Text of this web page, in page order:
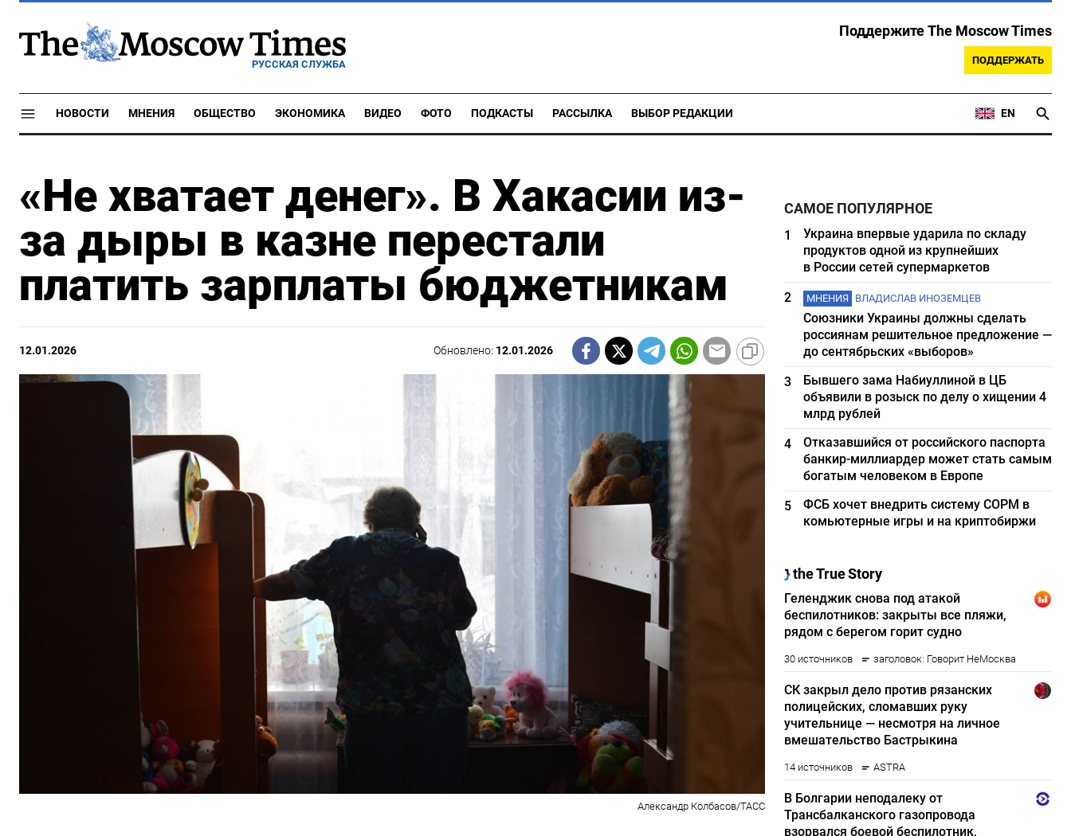
РУССКАЯ СЛУЖБА
Поддержите The Moscow Times
ПОДДЕРЖАТЬ
НОВОСТИ МНЕНИЯ ОБЩЕСТВО ЭКОНОМИКА ВИДЕО ФОТО ПОДКАСТЫ РАССЫЛКА ВЫБОР РЕДАКЦИИ EN
«Не хватает денег». В Хакасии из-
за дыры в казне перестали
платить зарплаты бюджетникам
12.01.2026 Обновлено: 12.01.2026
Александр Колбасов/ТАСС
САМОЕ ПОПУЛЯРНОЕ
1
Украина впервые ударила по складу
продуктов одной из крупнейших
в России сетей супермаркетов
2
МНЕНИЯ ВЛАДИСЛАВ ИНОЗЕМЦЕВ
Союзники Украины должны сделать
россиянам решительное предложение —
до сентябрьских «выборов»
3
Бывшего зама Набиуллиной в ЦБ
объявили в розыск по делу о хищении 4
млрд рублей
4
Отказавшийся от российского паспорта
банкир-миллиардер может стать самым
богатым человеком в Европе
5
ФСБ хочет внедрить систему СОРМ в
комьютерные игры и на криптобиржи